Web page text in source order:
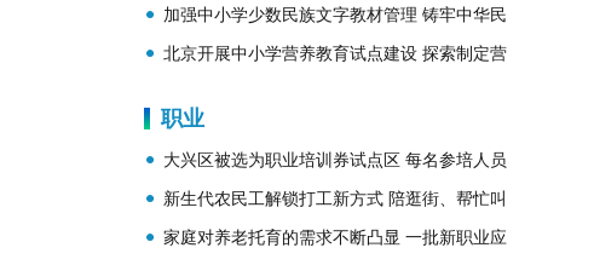
家长批改作业
加强中小学少数民族文字教材管理 铸牢中华民
族共同体意识
北京开展中小学营养教育试点建设 探索制定营
职业
大兴区被选为职业培训券试点区 每名参培人员
可领取1张职业培训券
新生代农民工解锁打工新方式 陪逛街、帮忙叫
醒、上门喂宠物……
家庭对养老托育的需求不断凸显 一批新职业应